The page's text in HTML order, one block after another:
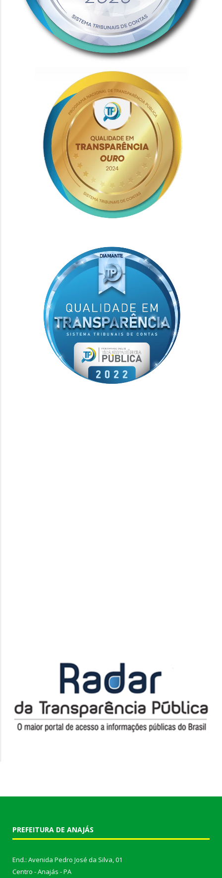
PREFEITURA DE ANAJÁS
End.: Avenida Pedro José da Silva, 01
Centro - Anajás - PA